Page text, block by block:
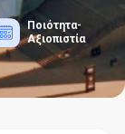
Ποιότητα-
Αξιοπιστία